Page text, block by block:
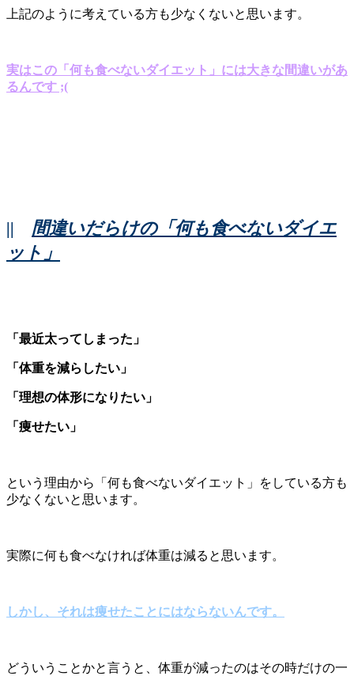
上記のように考えている方も少なくないと思います。
実はこの「何も食べないダイエット」には大きな間違いがあ
るんです ;(
|| 間違いだらけの「何も食べないダイエ
ット」
「最近太ってしまった」
「体重を減らしたい」
「理想の体形になりたい」
「痩せたい」
という理由から「何も食べないダイエット」をしている方も
少なくないと思います。
実際に何も食べなければ体重は減ると思います。
しかし、それは痩せたことにはならないんです。
どういうことかと言うと、体重が減ったのはその時だけの一